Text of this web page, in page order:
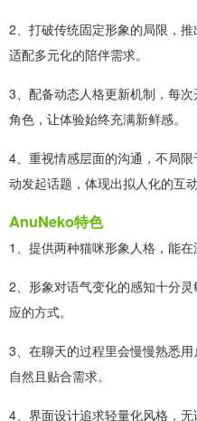
2、打破传统固定形象的局限，
适配多元化的陪伴需求。
3、配备动态人格更新机制，每
角色，让体验始终充满新鲜感。
4、重视情感层面的沟通，不局
动发起话题，体现出拟人化的互动
AnuNeko特色
1、提供两种猫咪形象人格，能在
2、形象对语气变化的感知十分
应的方式。
3、在聊天的过程里会慢慢熟悉
自然且贴合需求。
4、界面设计追求轻量化风格，